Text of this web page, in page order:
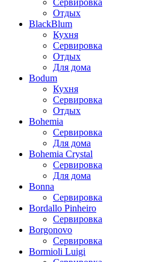
Сервировка
Отдых
BlackBlum
Кухня
Сервировка
Отдых
Для дома
Bodum
Кухня
Сервировка
Отдых
Bohemia
Сервировка
Для дома
Bohemia Crystal
Сервировка
Для дома
Bonna
Сервировка
Bordallo Pinheiro
Сервировка
Borgonovo
Сервировка
Bormioli Luigi